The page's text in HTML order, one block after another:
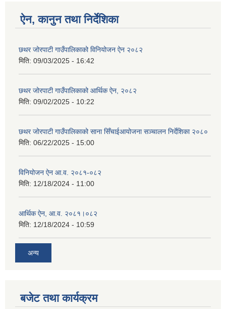
ऐन, कानुन तथा निर्देशिका
छथर जोरपाटी गाउँपालिकाको विनियोजन ऐन २०८२
मिति: 09/03/2025 - 16:42
छथर जोरपाटी गाउँपालिकाको आर्थिक ऐन, २०८२
मिति: 09/02/2025 - 10:22
छथर जोरपाटी गाउँपालिकाको साना सिँचाईआयोजना सञ्चालन निर्देशिका २०८०
मिति: 06/22/2025 - 15:00
विनियोजन ऐन आ.व. २०८१-०८२
मिति: 12/18/2024 - 11:00
आर्थिक ऐन, आ.व. २०८१।०८२
मिति: 12/18/2024 - 10:59
अन्य
बजेट तथा कार्यक्रम